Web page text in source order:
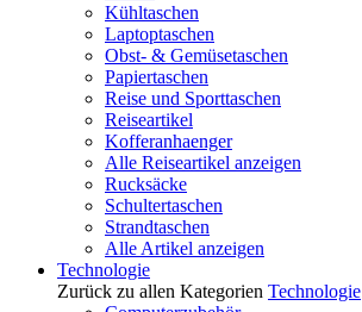
Kühltaschen
Laptoptaschen
Obst- & Gemüsetaschen
Papiertaschen
Reise und Sporttaschen
Reiseartikel
Kofferanhaenger
Alle Reiseartikel anzeigen
Rucksäcke
Schultertaschen
Strandtaschen
Alle Artikel anzeigen
Technologie
Zurück zu allen Kategorien Technologie